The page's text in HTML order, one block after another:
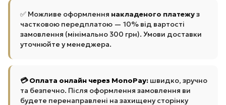
✅ Можливе оформлення накладеного платежуз
частковою передплатою — 10% від вартості
замовлення (мінімально 300 грн). Умови доставки
уточнюйте у менеджера.
💳 Оплата онлайн через MonoPay: швидко, зручно
та безпечно. Після оформлення замовлення ви
будете перенаправлені на захищену сторінку